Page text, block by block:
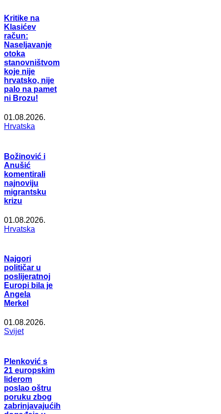
Kritike na
Klasićev
račun:
Naseljavanje
otoka
stanovništvom
koje nije
hrvatsko, nije
palo na pamet
ni Brozu!
01.08.2026.
Hrvatska
Božinović i
Anušić
komentirali
najnoviju
migrantsku
krizu
01.08.2026.
Hrvatska
Najgori
političar u
poslijeratnoj
Europi bila je
Angela
Merkel
01.08.2026.
Svijet
Plenković s
21 europskim
liderom
poslao oštru
poruku zbog
zabrinjavajućih